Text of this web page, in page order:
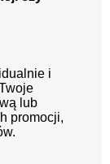
i
lub
promocji,